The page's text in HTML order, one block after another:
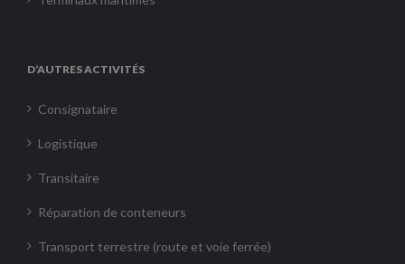
D’AUTRES ACTIVITÉS
Consignataire
Logistique
Transitaire
Réparation de conteneurs
Transport terrestre (route et voie ferrée)